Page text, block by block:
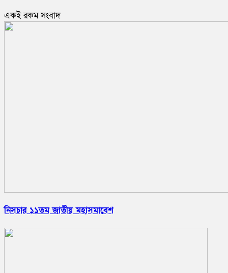
একই রকম সংবাদ
নিসচার ১১তম জাতীয় মহাসমাবেশ